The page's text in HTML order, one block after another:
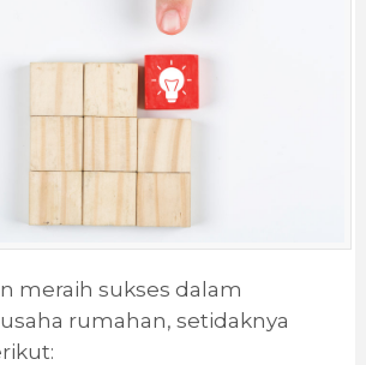
meraih sukses dalam
rumahan, setidaknya